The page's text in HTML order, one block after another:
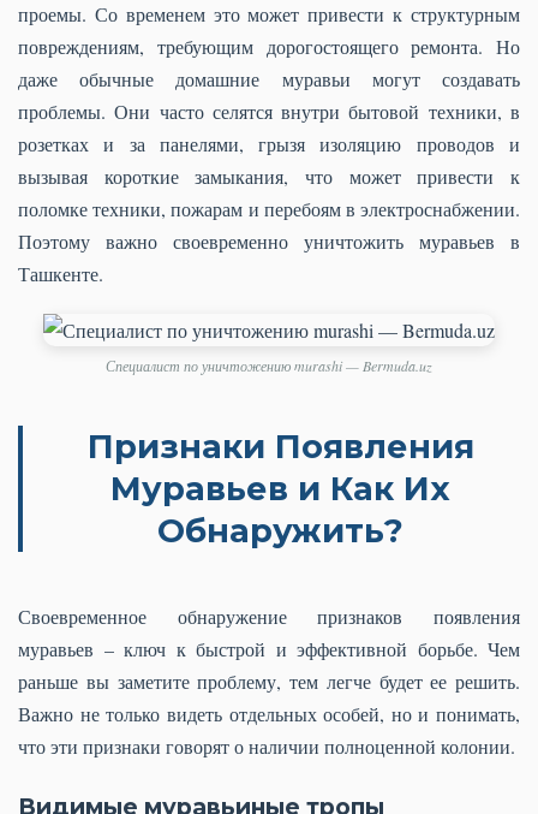
проемы. Со временем это может привести к структурным
повреждениям, требующим дорогостоящего ремонта. Но
даже обычные домашние муравьи могут создавать
проблемы. Они часто селятся внутри бытовой техники, в
розетках и за панелями, грызя изоляцию проводов и
вызывая короткие замыкания, что может привести к
поломке техники, пожарам и перебоям в электроснабжении.
Поэтому важно своевременно уничтожить муравьев в
Ташкенте.
Специалист по уничтожению murashi — Bermuda.uz
Признаки Появления
Муравьев и Как Их
Обнаружить?
Своевременное обнаружение признаков появления
муравьев – ключ к быстрой и эффективной борьбе. Чем
раньше вы заметите проблему, тем легче будет ее решить.
Важно не только видеть отдельных особей, но и понимать,
что эти признаки говорят о наличии полноценной колонии.
Видимые муравьиные тропы